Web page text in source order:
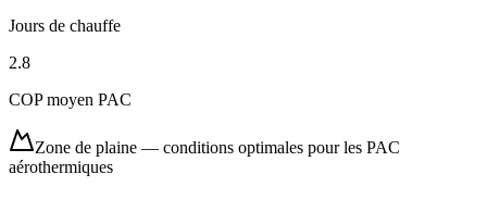
Jours de chauffe
2.8
COP moyen PAC
Zone de plaine — conditions optimales pour les PAC
aérothermiques